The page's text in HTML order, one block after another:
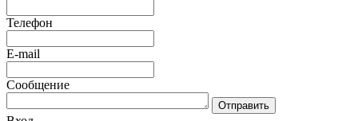
Телефон
E-mail
Сообщение
Отправить